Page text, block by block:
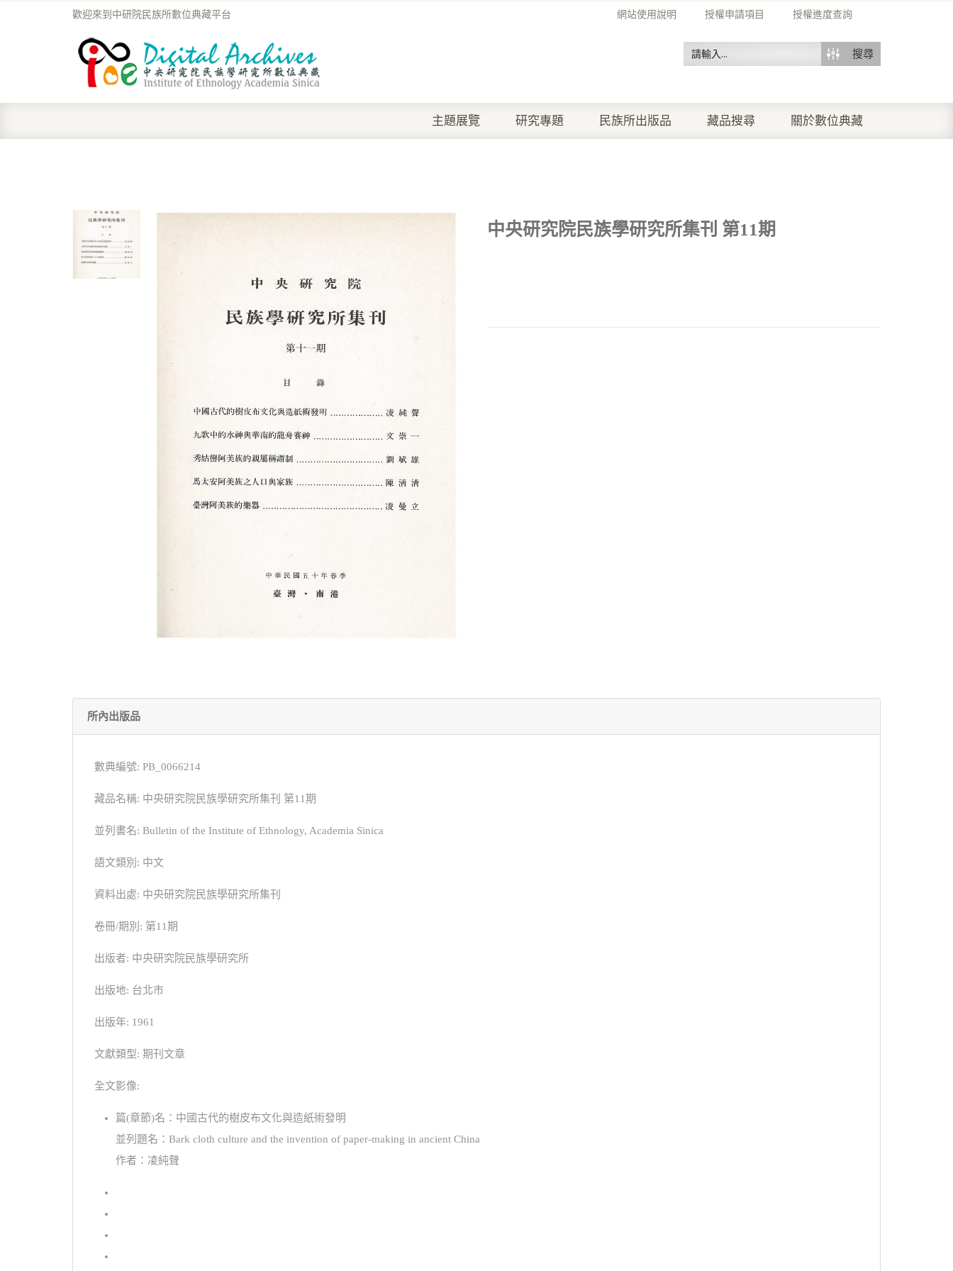
網站使用說明 授權申請項目 授權進度查詢
歡迎來到中研院民族所數位典藏平台
搜尋
主題展覽 研究專題 民族所出版品 藏品搜尋 關於數位典藏
中央研究院民族學研究所集刊 第11期
所內出版品
數典編號: PB_0066214
藏品名稱: 中央研究院民族學研究所集刊 第11期
並列書名: Bulletin of the Institute of Ethnology, Academia Sinica
語文類別: 中文
資料出處: 中央研究院民族學研究所集刊
卷冊/期別: 第11期
出版者: 中央研究院民族學研究所
出版地: 台北市
出版年: 1961
文獻類型: 期刊文章
全文影像:
篇(章節)名：中國古代的樹皮布文化與造紙術發明
並列題名：Bark cloth culture and the invention of paper-making in ancient China
作者：凌純聲